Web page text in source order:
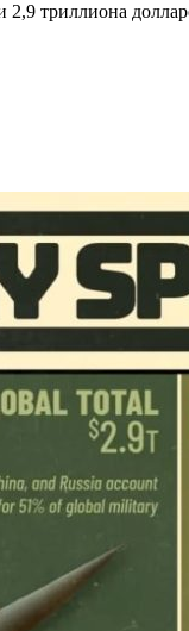
триллиона